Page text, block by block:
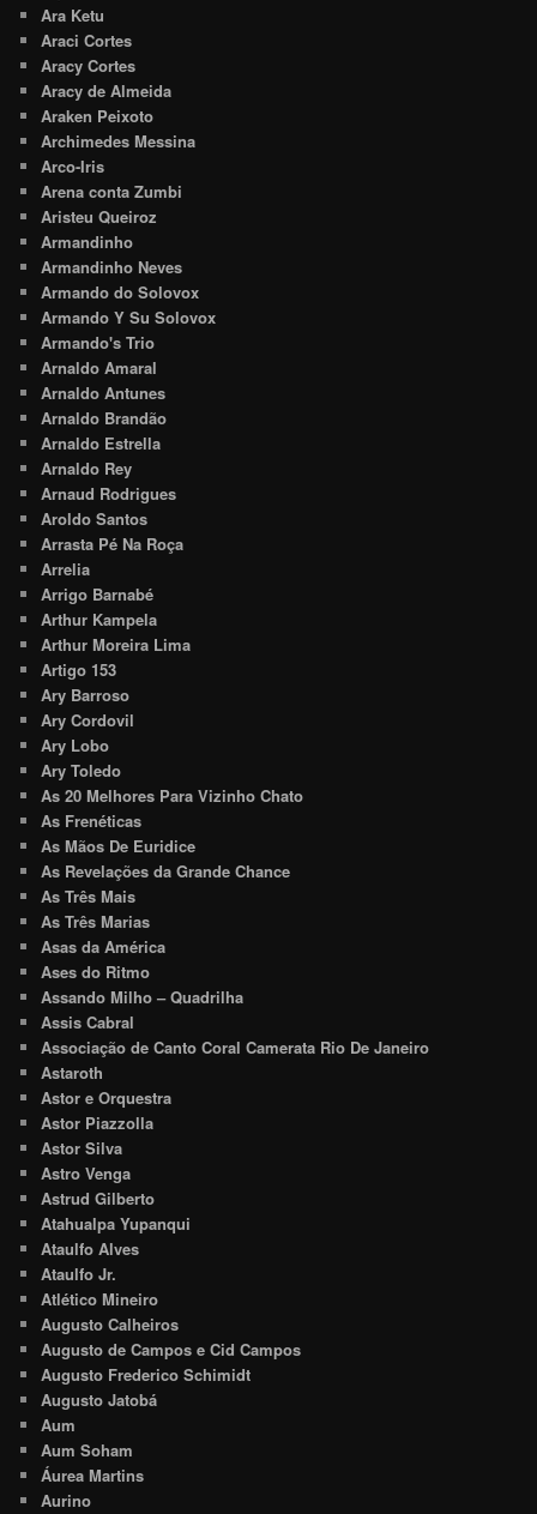
Ara Ketu
Araci Cortes
Aracy Cortes
Aracy de Almeida
Araken Peixoto
Archimedes Messina
Arco-Iris
Arena conta Zumbi
Aristeu Queiroz
Armandinho
Armandinho Neves
Armando do Solovox
Armando Y Su Solovox
Armando's Trio
Arnaldo Amaral
Arnaldo Antunes
Arnaldo Brandão
Arnaldo Estrella
Arnaldo Rey
Arnaud Rodrigues
Aroldo Santos
Arrasta Pé Na Roça
Arrelia
Arrigo Barnabé
Arthur Kampela
Arthur Moreira Lima
Artigo 153
Ary Barroso
Ary Cordovil
Ary Lobo
Ary Toledo
As 20 Melhores Para Vizinho Chato
As Frenéticas
As Mãos De Euridice
As Revelações da Grande Chance
As Três Mais
As Três Marias
Asas da América
Ases do Ritmo
Assando Milho – Quadrilha
Assis Cabral
Associação de Canto Coral Camerata Rio De Janeiro
Astaroth
Astor e Orquestra
Astor Piazzolla
Astor Silva
Astro Venga
Astrud Gilberto
Atahualpa Yupanqui
Ataulfo Alves
Ataulfo Jr.
Atlético Mineiro
Augusto Calheiros
Augusto de Campos e Cid Campos
Augusto Frederico Schimidt
Augusto Jatobá
Aum
Aum Soham
Áurea Martins
Aurino